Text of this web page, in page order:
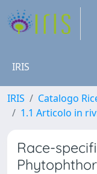
IRIS
IRIS Catalogo
1.1 Articolo in
Race-